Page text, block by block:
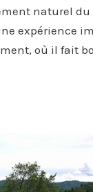
naturel
expérience
où il fait